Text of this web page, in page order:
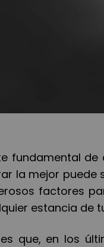
fundamental
la mejor
factores
estancia de
que, en los